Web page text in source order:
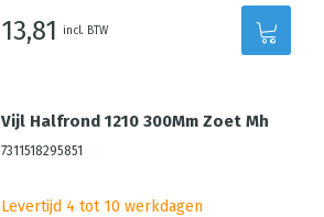
13,81 incl. BTW
Vijl Halfrond 1210 300Mm Zoet Mh
7311518295851
Levertijd 4 tot 10 werkdagen